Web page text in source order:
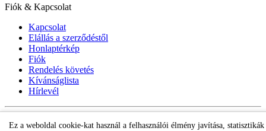
Fiók & Kapcsolat
Kapcsolat
Elállás a szerződéstől
Honlaptérkép
Fiók
Rendelés követés
Kívánságlista
Hírlevél
Ez a weboldal cookie-kat használ a felhasználói élmény javítása, statisztikák